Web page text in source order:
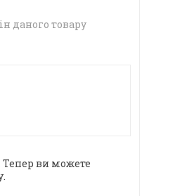
даного товару
Тепер ви можете